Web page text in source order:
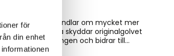
för
din enhet
handlar om mycket mer
Rätt matta skyddar originalgolvet
rengöringen och bidrar till...